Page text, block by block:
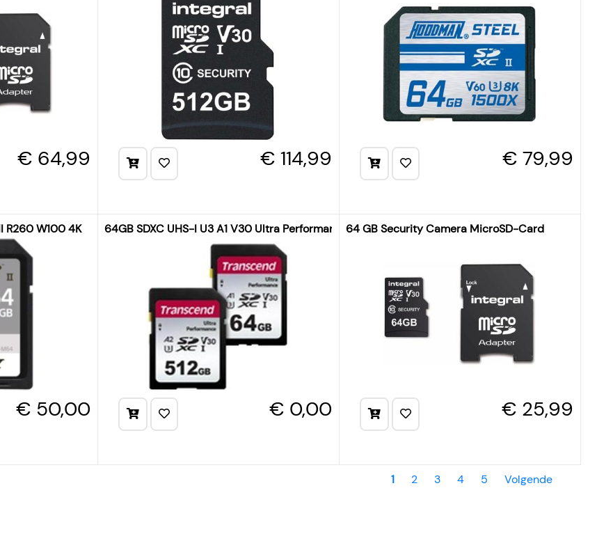
€ 64,99 € 114,99 € 79,99
R260 W100 4K
€ 50,00
64GB SDXC UHS-I U3 A1 V30 Ultra Performance (R 160MB/s | W 50MB/s)
€ 0,00
64 GB Security Camera MicroSD-Card
€ 25,99
1 2 3 4 5 Volgende